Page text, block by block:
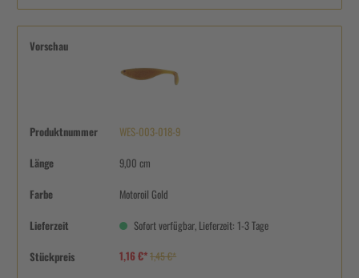
Vorschau
Produktnummer WES-003-018-9
Länge 9,00 cm
Farbe Motoroil Gold
Lieferzeit Sofort verfügbar, Lieferzeit: 1-3 Tage
Stückpreis 1,16 €*1,45 €*